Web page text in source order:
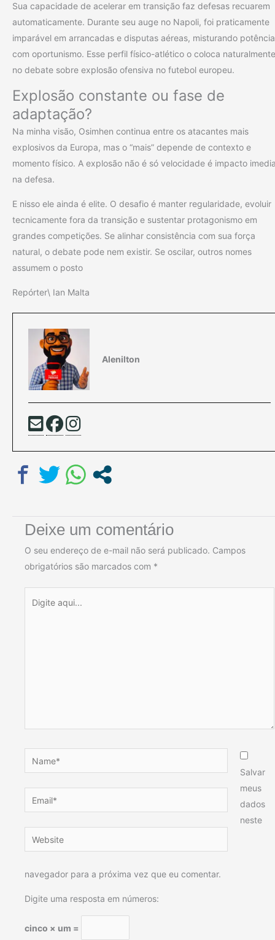
Sua capacidade de acelerar em transição faz defesas recuarem
automaticamente. Durante seu auge no Napoli, foi praticamente
imparável em arrancadas e disputas aéreas, misturando potência
com oportunismo. Esse perfil físico-atlético o coloca naturalmente
no debate sobre explosão ofensiva no futebol europeu.
Explosão constante ou fase de
adaptação?
Na minha visão, Osimhen continua entre os atacantes mais
explosivos da Europa, mas o “mais” depende de contexto e
momento físico. A explosão não é só velocidade é impacto
na defesa.
E nisso ele ainda é elite. O desafio é manter regularidade, evoluir
tecnicamente fora da transição e sustentar protagonismo em
grandes competições. Se alinhar consistência com sua força
natural, o debate pode nem existir. Se oscilar, outros nomes
assumem o posto
Repórter\ Ian Malta
Alenilton
Deixe um comentário
O seu endereço de e-mail não será publicado. Campos
obrigatórios são marcados com *
aqui...
Email*
Website
Salvar
meus
dados
neste
navegador para a próxima vez que eu comentar.
Digite uma resposta em números:
cinco × um =